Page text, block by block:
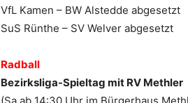
VfL Kamen – BW Alstedde abgesetzt
SuS Rünthe – SV Welver abgesetzt
Radball
Bezirksliga-Spieltag mit RV Methler